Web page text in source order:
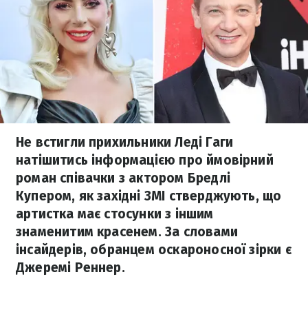
Не встигли прихильники Леді Гаги
натішитись інформацією про ймовірний
роман співачки з актором Бредлі
Купером, як західні ЗМІ стверджують, що
артистка має стосунки з іншим
знаменитим красенем. За словами
інсайдерів, обранцем оскароносної зірки є
Джеремі Реннер.